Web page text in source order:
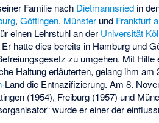
Familie nach Dietmannsried in
,Göttingen, Münster und Frankfurt
einen Lehrstuhl an der Universität
hatte dies bereits in Hamburg und
zu umgehen. Mit Hilfe
Haltung erläuterten, gelang ihm
-Land die Entnazifizierung. Am 8.
(1954), Freiburg (1957) und
wurde er einer der